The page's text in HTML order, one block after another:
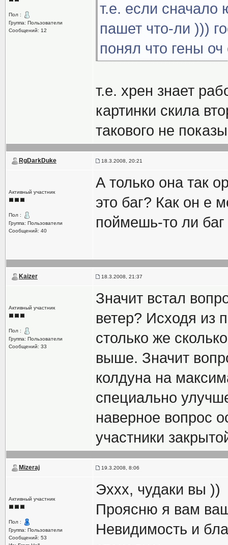
Пол :
Группа: Пользователи
Сообщений: 12
т.е. если сначало
пашет что-ли )))
понял что гены
т.е. хрен знает
картинки скила
такового не
RgDarkDuke 18.3.2008, 20:21
Активный участник
Пол :
Группа: Пользователи
Сообщений: 40
А только она так
это баг? Как он е
поймешь-то ли
Kaizer 18.3.2008, 21:37
Активный участник
Пол :
Группа: Пользователи
Сообщений: 33
Значит встал
ветер? Исходя из
столько же
выше. Значит
колдуна на
специально
наверное вопрос
участники
Mizeraj 19.3.2008, 8:06
Активный участник
Пол :
Группа: Пользователи
Сообщений: 53
Эххх, чудаки вы ))
Проясню я вам
Невидимость и